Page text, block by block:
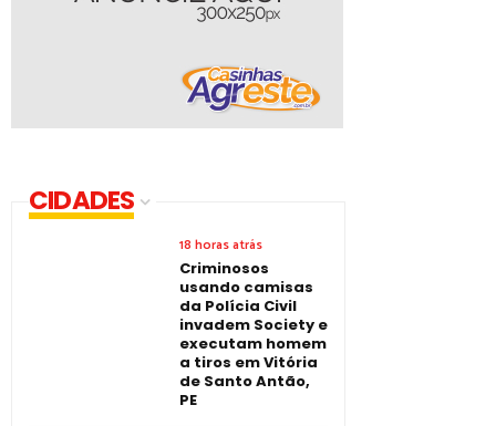
CIDADES
18 horas atrás
Criminosos
usando camisas
da Polícia Civil
invadem Society e
executam homem
a tiros em Vitória
de Santo Antão,
PE